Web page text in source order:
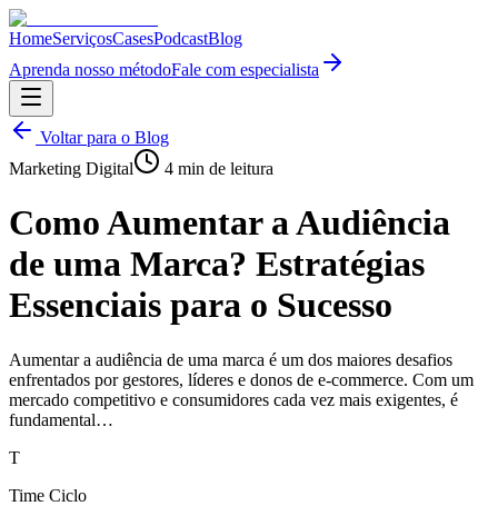
HomeServiçosCasesPodcastBlog
Aprenda nosso métodoFale com especialista
Voltar para o Blog
Marketing Digital
4 min de leitura
Como Aumentar a Audiência
de uma Marca? Estratégias
Essenciais para o Sucesso
Aumentar a audiência de uma marca é um dos maiores desafios
enfrentados por gestores, líderes e donos de e-commerce. Com um
mercado competitivo e consumidores cada vez mais exigentes, é
fundamental…
T
Time Ciclo